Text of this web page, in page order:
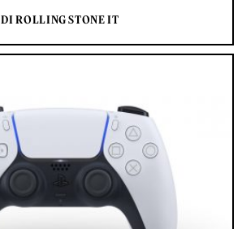
DI ROLLING STONE IT